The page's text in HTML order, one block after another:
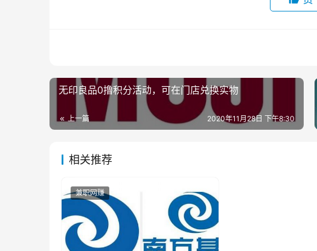
无印良品0撸积分活动，可在门店兑换实物
上一篇 2020年11月28日 下午8:30
相关推荐
兼职网赚